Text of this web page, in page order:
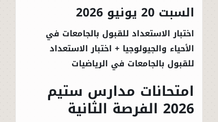
السبت 20 يونيو 2026
اختبار الاستعداد للقبول بالجامعات في
الأحياء والجيولوجيا + اختبار الاستعداد
للقبول بالجامعات في الرياضيات
امتحانات مدارس ستيم
2026 الفرصة الثانية